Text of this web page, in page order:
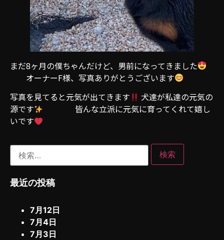
まだ8ヶ月の僕ちゃんだけど、男前になってきました
オーナーF様、写真ありがとうございます
写真を見てると元気が出てきます
犬達が私達の元気の
源です
皆んな立派に元気に育ってくれて嬉し
いです
最近の投稿
7月12日
7月4日
7月3日